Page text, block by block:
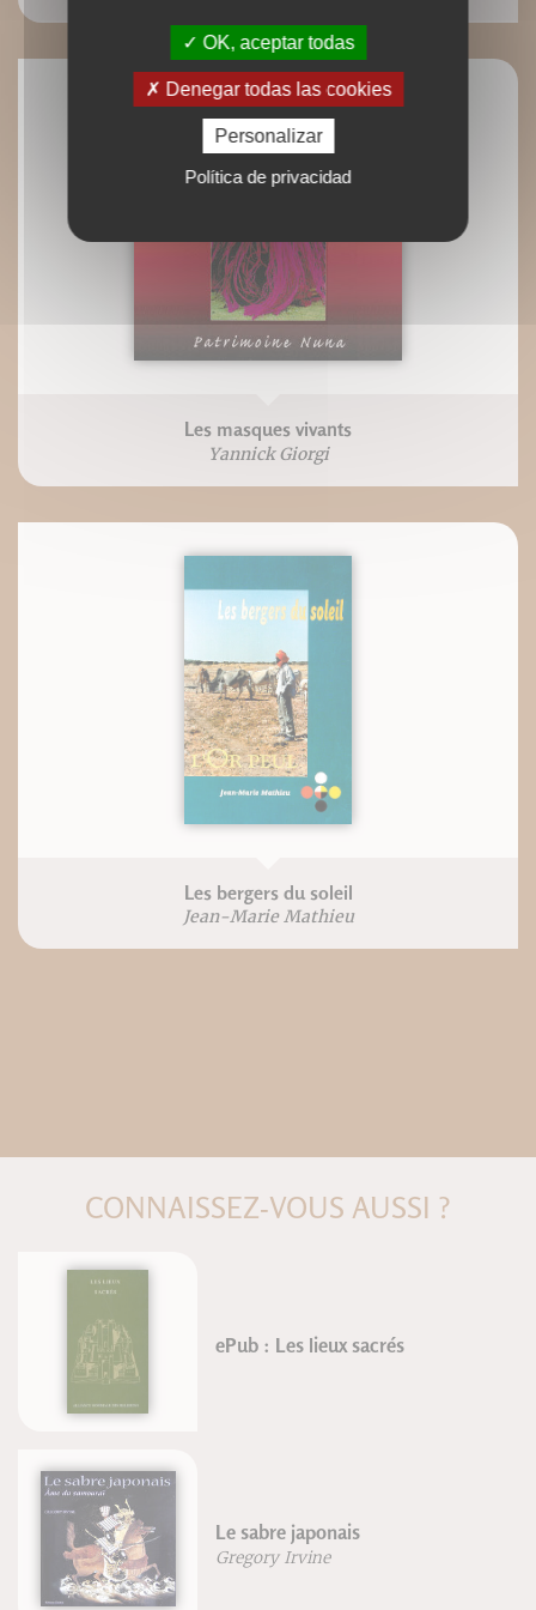
Les masques vivants
Yannick Giorgi
Les bergers du soleil
Jean-Marie Mathieu
CONNAISSEZ-VOUS AUSSI ?
instabilités articulaires
Dominar el estrés
OK, aceptar todas
Denegar todas las cookies
Personalizar
Política de privacidad